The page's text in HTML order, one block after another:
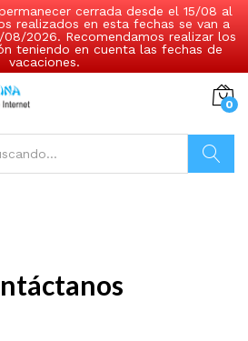
cerrada desde el 15/08 al
realizados en esta fechas se van a
2026. Recomendamos realizar los
teniendo en cuenta las fechas de
vacaciones.
0